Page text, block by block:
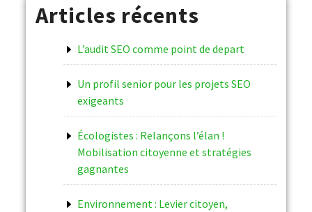
Articles récents
L’audit SEO comme point de depart
Un profil senior pour les projets SEO
exigeants
Écologistes : Relançons l’élan !
Mobilisation citoyenne et stratégies
gagnantes
Environnement : Levier citoyen,